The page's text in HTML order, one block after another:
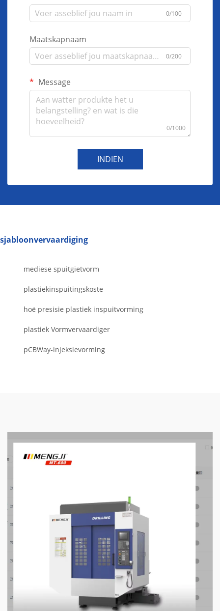
0/100
Maatskapnaam
0/200
Message
0/1000
INDIEN
sjabloonvervaardiging
mediese spuitgietvorm
plastiekinspuitingskoste
hoë presisie plastiek inspuitvorming
plastiek Vormvervaardiger
pCBWay-injeksievorming